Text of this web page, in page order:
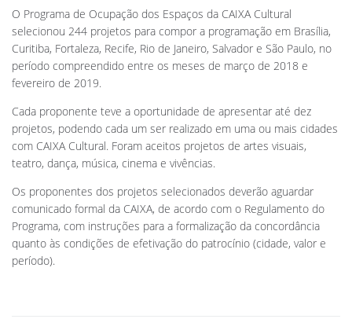
O Programa de Ocupação dos Espaços da CAIXA Cultural
selecionou 244 projetos para compor a programação em Brasília,
Curitiba, Fortaleza, Recife, Rio de Janeiro, Salvador e São Paulo, no
período compreendido entre os meses de março de 2018 e
fevereiro de 2019.
Cada proponente teve a oportunidade de apresentar até dez
projetos, podendo cada um ser realizado em uma ou mais cidades
com CAIXA Cultural. Foram aceitos projetos de artes visuais,
teatro, dança, música, cinema e vivências.
Os proponentes dos projetos selecionados deverão aguardar
comunicado formal da CAIXA, de acordo com o Regulamento do
Programa, com instruções para a formalização da concordância
quanto às condições de efetivação do patrocínio (cidade, valor e
período).